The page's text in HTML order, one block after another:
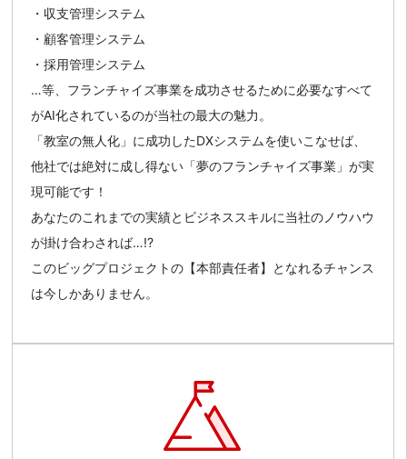
・収支管理システム
・顧客管理システム
・採用管理システム
…等、フランチャイズ事業を成功させるために必要なすべて
がAI化されているのが当社の最大の魅力。
「教室の無人化」に成功したDXシステムを使いこなせば、
他社では絶対に成し得ない「夢のフランチャイズ事業」が実
現可能です！
あなたのこれまでの実績とビジネススキルに当社のノウハウ
が掛け合わされば…!?
このビッグプロジェクトの【本部責任者】となれるチャンス
は今しかありません。